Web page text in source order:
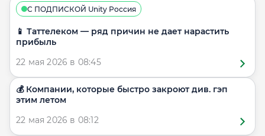
С ПОДПИСКОЙ Unity Россия
📱 Таттелеком — ряд причин не дает нарастить
прибыль
22 мая 2026 в 08:45
💰 Компании, которые быстро закроют див. гэп
этим летом
22 мая 2026 в 08:12